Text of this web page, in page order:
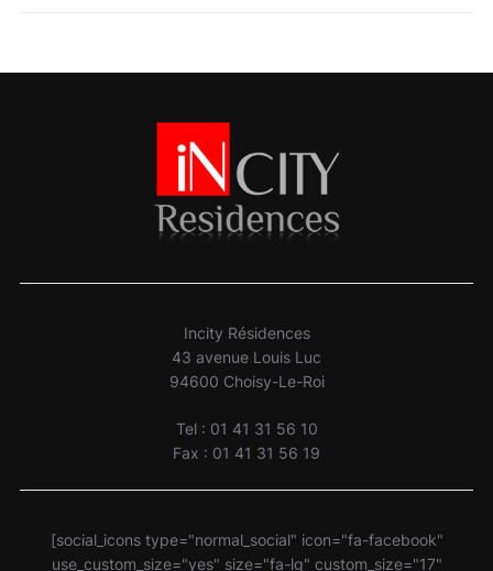
Incity Résidences
43 avenue Louis Luc
94600 Choisy-Le-Roi
Tel : 01 41 31 56 10
Fax : 01 41 31 56 19
[social_icons type="normal_social" icon="fa-facebook"
use_custom_size="yes" size="fa-lg" custom_size="17"